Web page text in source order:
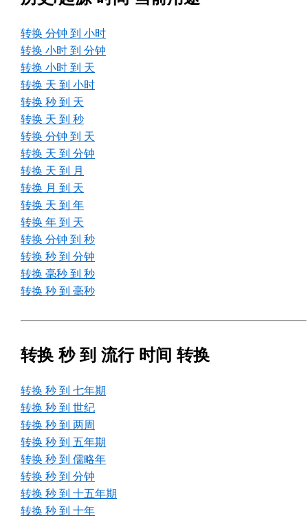
转换 分钟 到 小时
转换 小时 到 分钟
转换 小时 到 天
转换 天 到 小时
转换 秒 到 天
转换 天 到 秒
转换 分钟 到 天
转换 天 到 分钟
转换 天 到 月
转换 月 到 天
转换 天 到 年
转换 年 到 天
转换 分钟 到 秒
转换 秒 到 分钟
转换 毫秒 到 秒
转换 秒 到 毫秒
转换 秒 到 流行 时间 转换
转换 秒 到 七年期
转换 秒 到 世纪
转换 秒 到 两周
转换 秒 到 五年期
转换 秒 到 儒略年
转换 秒 到 分钟
转换 秒 到 十五年期
转换 秒 到 十年